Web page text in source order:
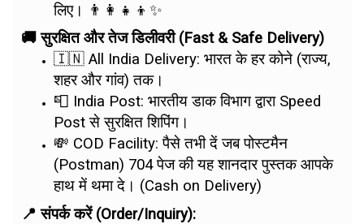
लिए। 👨‍👩‍👧‍👦✨
🚚 सुरक्षित और तेज डिलीवरी (Fast & Safe Delivery)
🇮🇳 All India Delivery: भारत के हर कोने (राज्य,
शहर और गांव) तक।
📮 India Post: भारतीय डाक विभाग द्वारा Speed
Post से सुरक्षित शिपिंग।
💸 COD Facility: पैसे तभी दें जब पोस्टमैन
(Postman) 704 पेज की यह शानदार पुस्तक आपके
हाथ में थमा दे। (Cash on Delivery)
📍 संपर्क करें (Order/Inquiry):